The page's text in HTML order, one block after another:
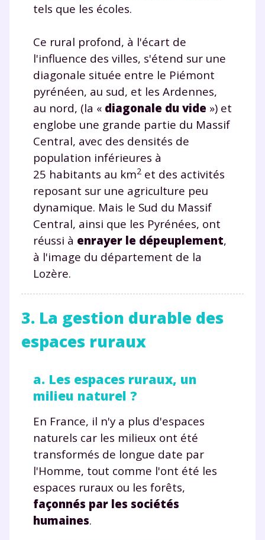
tels que les écoles.
Ce rural profond, à l'écart de
l'influence des villes, s'étend sur une
diagonale située entre le Piémont
pyrénéen, au sud, et les Ardennes,
au nord, (la « diagonale du vide ») et
englobe une grande partie du Massif
Central, avec des densités de
population inférieures à
25 habitants au km2 et des activités
reposant sur une agriculture peu
dynamique. Mais le Sud du Massif
Central, ainsi que les Pyrénées, ont
réussi à enrayer le dépeuplement,
à l'image du département de la
Lozère.
3. La gestion durable des
espaces ruraux
a. Les espaces ruraux, un
milieu naturel ?
En France, il n'y a plus d'espaces
naturels car les milieux ont été
transformés de longue date par
l'Homme, tout comme l'ont été les
espaces ruraux ou les forêts,
façonnés par les sociétés
humaines.